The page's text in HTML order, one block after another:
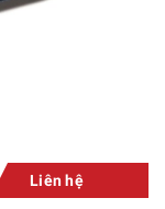
Liên hệ